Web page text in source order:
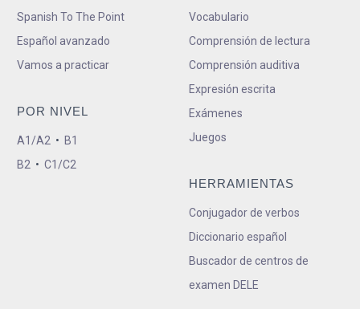
Spanish To The Point
Español avanzado
Vamos a practicar
POR NIVEL
A1/A2 • B1
B2 • C1/C2
Vocabulario
Comprensión de lectura
Comprensión auditiva
Expresión escrita
Exámenes
Juegos
HERRAMIENTAS
Conjugador de verbos
Diccionario español
Buscador de centros de
examen DELE